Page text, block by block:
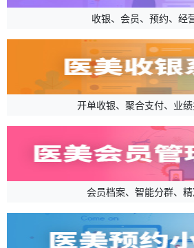
收银、会员、预约、经
开单收银、聚合支付、业
会员档案、智能分群、